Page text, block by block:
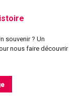
souvenir ? Un
nous faire découvrir